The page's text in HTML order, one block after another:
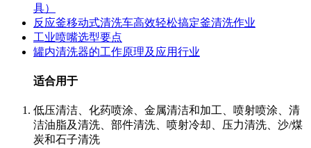
具）
反应釜移动式清洗车高效轻松搞定釜清洗作业
工业喷嘴选型要点
罐内清洗器的工作原理及应用行业
适合用于
低压清洁、化药喷涂、金属清洁和加工、喷射喷涂、清
洁油脂及清洗、部件清洗、喷射冷却、压力清洗、沙/煤
炭和石子清洗